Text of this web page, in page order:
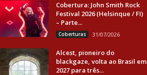
Cobertura: John Smith Rock
Festival 2026 (Helsinque / FI)
– Parte...
Coberturas 31/07/2026
Alcest, pioneiro do
blackgaze, volta ao Brasil em
2027 para três...